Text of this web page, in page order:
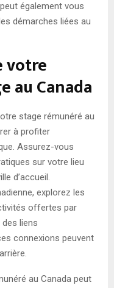
également vous
démarches liées au
votre
au Canada
stage rémunéré au
à profiter
Assurez-vous
sur votre lieu
d’accueil.
explorez les
offertes par
des liens
connexions peuvent
au Canada peut